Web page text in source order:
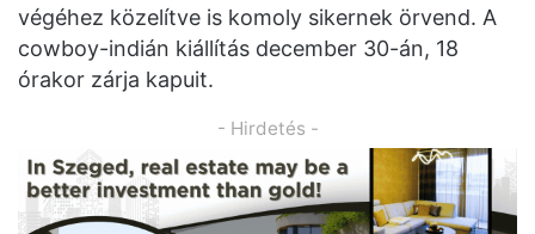
végéhez közelítve is komoly sikernek örvend. A
cowboy-indián kiállítás december 30-án, 18
órakor zárja kapuit.
- Hirdetés -